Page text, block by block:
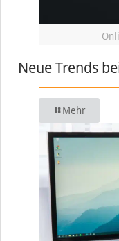
Neue Trends
Mehr